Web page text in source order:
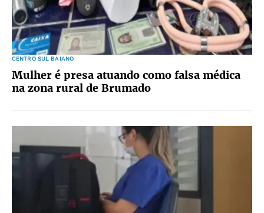
CENTRO SUL BAIANO
Mulher é presa atuando como falsa médica
na zona rural de Brumado